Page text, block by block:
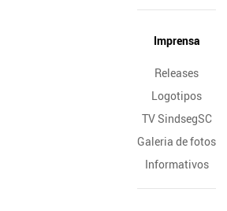
Imprensa
Releases
Logotipos
TV SindsegSC
Galeria de fotos
Informativos